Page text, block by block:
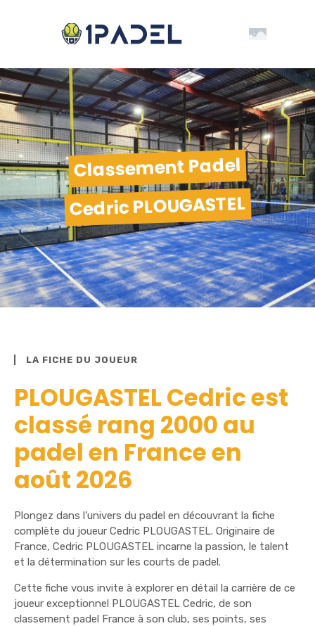
Classement Padel
Cedric PLOUGASTEL
LA FICHE DU JOUEUR
PLOUGASTEL Cedric est
classé rang 2000 au
padel en France en
août 2026
Plongez dans l’univers du padel en découvrant la fiche
complète du joueur Cedric PLOUGASTEL. Originaire de
France, Cedric PLOUGASTEL incarne la passion, le talent
et la détermination sur les courts de padel.
Cette fiche vous invite à explorer en détail la carrière de ce
joueur exceptionnel PLOUGASTEL Cedric, de son
classement padel France à son club, ses points, ses